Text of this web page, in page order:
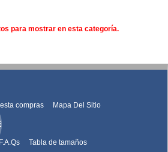
para mostrar en esta categoría.
compras Mapa Del Sitio
F.A.Qs
Tabla de tamaños